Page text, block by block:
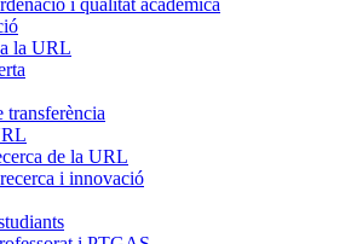
la URL
de la URL
i innovació